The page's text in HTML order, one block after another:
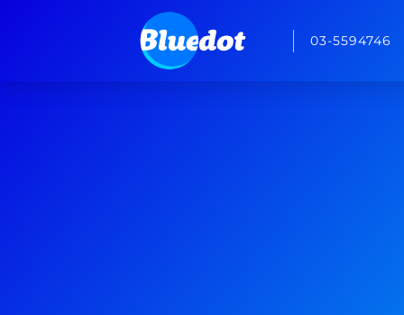
03-5594746